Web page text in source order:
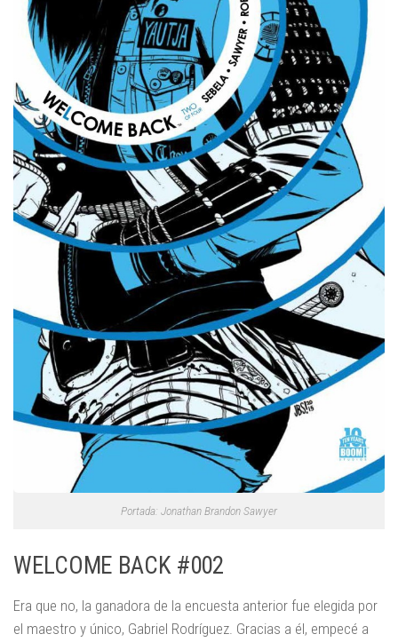
Portada: Jonathan Brandon Sawyer
WELCOME BACK #002
Era que no, la ganadora de la encuesta anterior fue elegida por
el maestro y único, Gabriel Rodríguez. Gracias a él, empecé a